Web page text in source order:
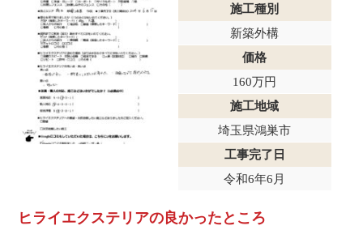
施工種別
新築外構
価格
160万円
施工地域
埼玉県鴻巣市
工事完了日
令和6年6月
ヒライエクステリアの良かったところ